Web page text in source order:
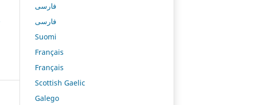
فارسی
فارسی
Suomi
Français
Français
Scottish Gaelic
Galego